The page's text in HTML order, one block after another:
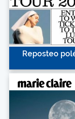
Reposteo